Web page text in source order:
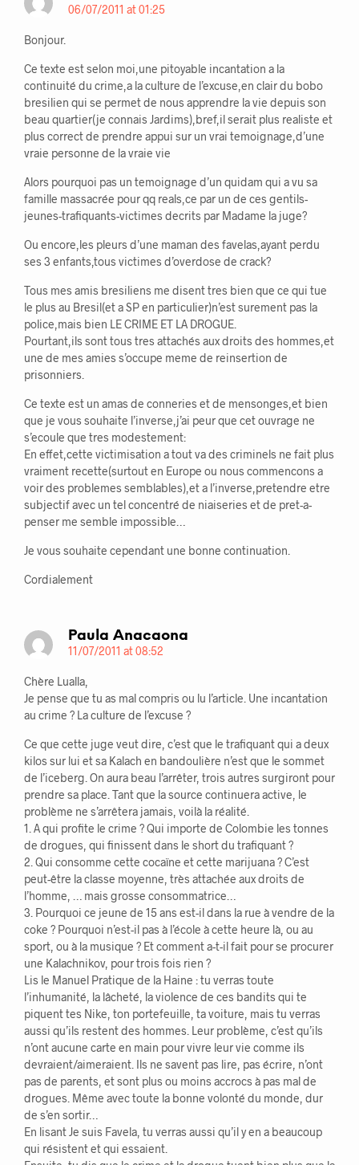
06/07/2011 at 01:25
Bonjour.
Ce texte est selon moi,une pitoyable incantation a la
continuité du crime,a la culture de l’excuse,en clair du bobo
bresilien qui se permet de nous apprendre la vie depuis son
beau quartier(je connais Jardims),bref,il serait plus realiste et
plus correct de prendre appui sur un vrai temoignage,d’une
vraie personne de la vraie vie
Alors pourquoi pas un temoignage d’un quidam qui a vu sa
famille massacrée pour qq reals,ce par un de ces gentils-
jeunes-trafiquants-victimes decrits par Madame la juge?
Ou encore,les pleurs d’une maman des favelas,ayant perdu
ses 3 enfants,tous victimes d’overdose de crack?
Tous mes amis bresiliens me disent tres bien que ce qui tue
le plus au Bresil(et a SP en particulier)n’est surement pas la
police,mais bien LE CRIME ET LA DROGUE.
Pourtant,ils sont tous tres attachés aux droits des hommes,et
une de mes amies s’occupe meme de reinsertion de
prisonniers.
Ce texte est un amas de conneries et de mensonges,et bien
que je vous souhaite l’inverse,j’ai peur que cet ouvrage ne
s’ecoule que tres modestement:
En effet,cette victimisation a tout va des criminels ne fait plus
vraiment recette(surtout en Europe ou nous commencons a
voir des problemes semblables),et a l’inverse,pretendre etre
subjectif avec un tel concentré de niaiseries et de pret-a-
penser me semble impossible…
Je vous souhaite cependant une bonne continuation.
Cordialement
Paula Anacaona
11/07/2011 at 08:52
Chère Lualla,
Je pense que tu as mal compris ou lu l’article. Une incantation
au crime ? La culture de l’excuse ?
Ce que cette juge veut dire, c’est que le trafiquant qui a deux
kilos sur lui et sa Kalach en bandoulière n’est que le sommet
de l’iceberg. On aura beau l’arrêter, trois autres surgiront pour
prendre sa place. Tant que la source continuera active, le
problème ne s’arrêtera jamais, voilà la réalité.
1. A qui profite le crime ? Qui importe de Colombie les tonnes
de drogues, qui finissent dans le short du trafiquant ?
2. Qui consomme cette cocaïne et cette marijuana ? C’est
peut-être la classe moyenne, très attachée aux droits de
l’homme, … mais grosse consommatrice…
3. Pourquoi ce jeune de 15 ans est-il dans la rue à vendre de la
coke ? Pourquoi n’est-il pas à l’école à cette heure là, ou au
sport, ou à la musique ? Et comment a-t-il fait pour se procurer
une Kalachnikov, pour trois fois rien ?
Lis le Manuel Pratique de la Haine : tu verras toute
l’inhumanité, la lâcheté, la violence de ces bandits qui te
piquent tes Nike, ton portefeuille, ta voiture, mais tu verras
aussi qu’ils restent des hommes. Leur problème, c’est qu’ils
n’ont aucune carte en main pour vivre leur vie comme ils
devraient/aimeraient. Ils ne savent pas lire, pas écrire, n’ont
pas de parents, et sont plus ou moins accrocs à pas mal de
drogues. Même avec toute la bonne volonté du monde, dur
de s’en sortir…
En lisant Je suis Favela, tu verras aussi qu’il y en a beaucoup
qui résistent et qui essaient.